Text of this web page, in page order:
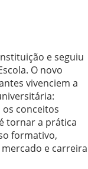
e seguiu
O novo
vivenciem a
conceitos
tornar a prática
formativo,
e carreira